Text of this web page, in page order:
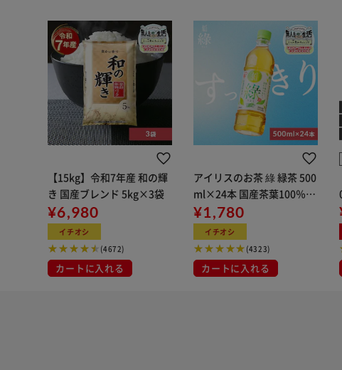
【15kg】令和7年産 和の輝
き 国産ブレンド 5kg×3袋
¥6,980
イチオシ
(4672)
カートに入れる
アイリスのお茶 綠 緑茶 500
ml×24本 国産茶葉100％使
用
¥1,780
イチオシ
(4323)
カートに入れる